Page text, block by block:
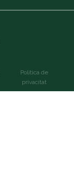
Política de
privacitat